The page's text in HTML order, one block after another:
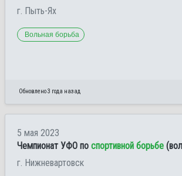
г. Пыть-Ях
Вольная борьба
Обновлено 3 года назад
5 мая 2023
Чемпионат УФО по спортивной борьбе
г. Нижневартовск